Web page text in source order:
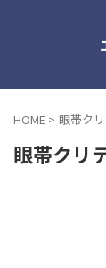
HOME > 眼帯ク
眼帯クリ